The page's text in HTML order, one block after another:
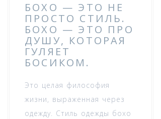
БОХО — ЭТО НЕ
ПРОСТО СТИЛЬ.
БОХО — ЭТО ПРО
ДУШУ, КОТОРАЯ
ГУЛЯЕТ
БОСИКОМ.
Это целая философия
жизни, выраженная через
одежду. Стиль одежды бохо